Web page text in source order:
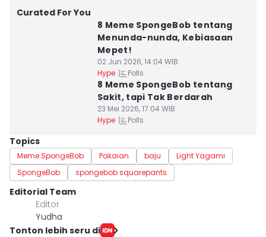
Curated For You
8 Meme SpongeBob tentang
Menunda-nunda, Kebiasaan
Mepet!
02 Jun 2026, 14:04 WIB
Hype
Polls
8 Meme SpongeBob tentang
Sakit, tapi Tak Berdarah
23 Mei 2026, 17:04 WIB
Hype
Polls
Topics
Meme SpongeBob Pakaian baju
Light Yagami
SpongeBob
spongebob squarepants
Editorial Team
Editor
Yudha ‎
Tonton lebih seru di